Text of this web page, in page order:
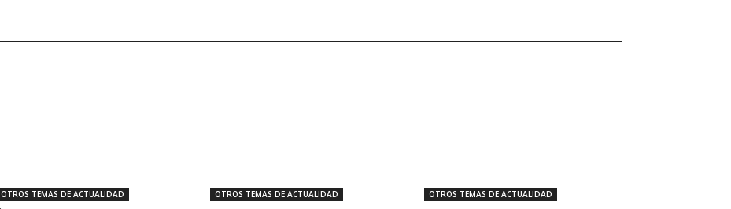
OTROS TEMAS DE ACTUALIDAD OTROS TEMAS DE ACTUALIDAD OTROS TEMAS DE ACTUALIDAD